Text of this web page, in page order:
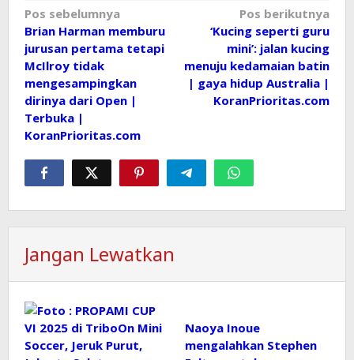
Navigasi
pos
Pos sebelumnya
Brian Harman memburu
jurusan pertama tetapi
McIlroy tidak
mengesampingkan
dirinya dari Open |
Terbuka |
KoranPrioritas.com
Pos berikutnya
‘Kucing seperti guru
mini’: jalan kucing
menuju kedamaian batin
| gaya hidup Australia |
KoranPrioritas.com
Jangan Lewatkan
Naoya Inoue
mengalahkan Stephen